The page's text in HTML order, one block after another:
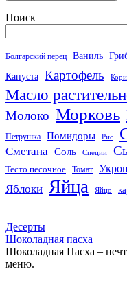
Поиск
Болгарский перец Ваниль
Капуста Картофель
Масло
Молоко Морковь
Петрушка Помидоры Рис
Сметана Соль Специи
Тесто песочное Томат Укроп
Яблоки Яйца Яйцо
Десерты
Шоколадная пасха
Шоколадная Пасха –
меню.